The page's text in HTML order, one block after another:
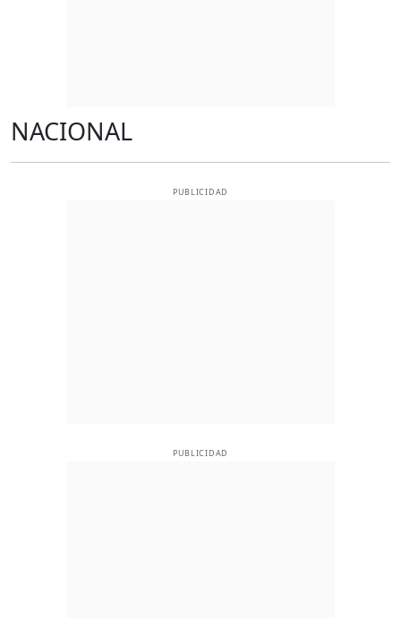
NACIONAL
PUBLICIDAD
PUBLICIDAD